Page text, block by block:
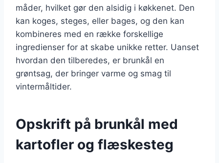
måder, hvilket gør den alsidig i køkkenet. Den
kan koges, steges, eller bages, og den kan
kombineres med en række forskellige
ingredienser for at skabe unikke retter. Uanset
hvordan den tilberedes, er brunkål en
grøntsag, der bringer varme og smag til
vintermåltider.
Opskrift på brunkål med
kartofler og flæskesteg